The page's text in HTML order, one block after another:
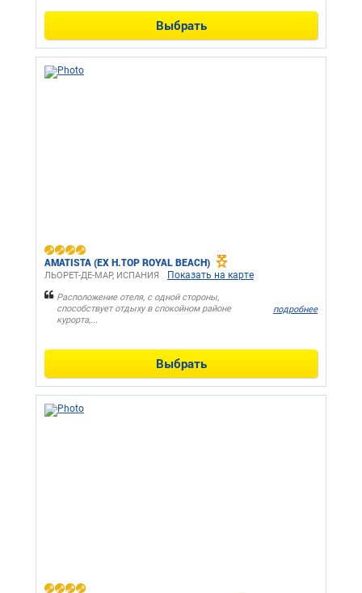
Выбрать
AMATISTA (EX H.TOP ROYAL BEACH)
ЛЬОРЕТ-ДЕ-МАР, ИСПАНИЯ Показать на карте
Расположение отеля, с одной стороны,
способствует отдыху в спокойном районе
курорта,...
подробнее
Выбрать